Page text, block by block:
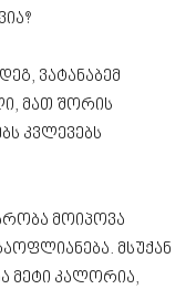
ვატანაბემ
მათ შორის
კვლევებს
მოიპოვა
მსუქან
მეტი კალორია,